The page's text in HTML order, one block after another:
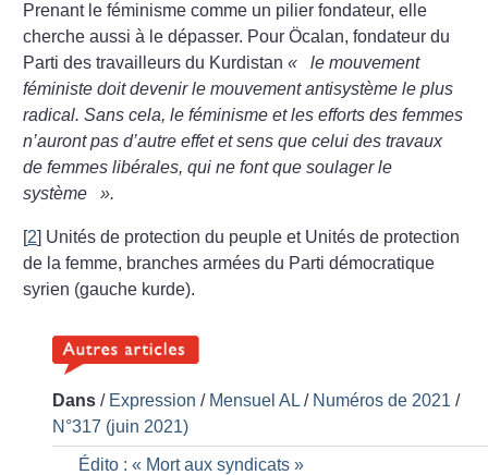
Prenant le féminisme comme un pilier fondateur, elle
cherche aussi à le dépasser. Pour Öcalan, fondateur du
Parti des travailleurs du Kurdistan«
le mouvement
féministe doit devenir le mouvement antisystème le plus
radical. Sans cela, le féminisme et les efforts des femmes
n’auront pas d’autre effet et sens que celui des travaux
de femmes libérales, qui ne font que soulager le
système
».
[2] Unités de protection du peuple et Unités de protection
de la femme, branches armées du Parti démocratique
syrien (gauche kurde).
Dans / Expression / Mensuel AL / Numéros de 2021 /
N°317 (juin 2021)
Édito : « Mort aux syndicats »